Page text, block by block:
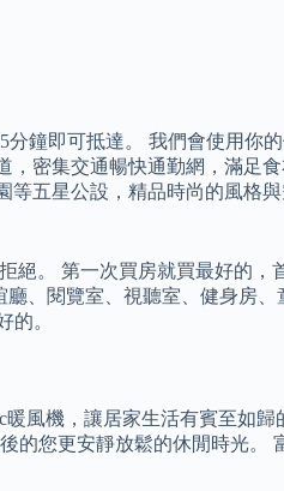
鐘即可抵達。 我們會使用你
密集交通暢快通勤網，滿足
五星公設，精品時尚的風格
。 第一次買房就買最好的，
、閱覽室、視聽室、健身房
的。
風機，讓居家生活有賓至如
您更安靜放鬆的休閒時光。